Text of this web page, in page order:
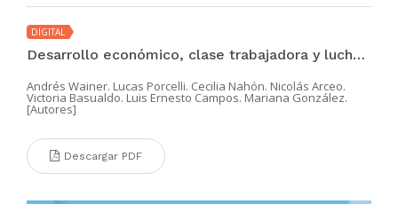
DIGITAL
Desarrollo económico, clase trabajadora y luchas sociales en la Argentina contemporánea
Andrés Wainer. Lucas Porcelli. Cecilia Nahón. Nicolás Arceo.
Victoria Basualdo. Luis Ernesto Campos. Mariana González.
[Autores]
Descargar PDF